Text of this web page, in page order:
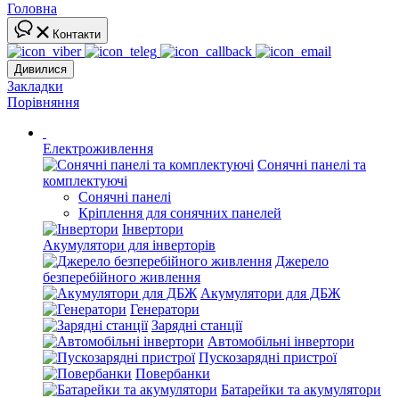
Головна
Контакти
Дивилися
Закладки
Порівняння
Електроживлення
Сонячні панелі та
комплектуючі
Сонячні панелі
Кріплення для сонячних панелей
Інвертори
Акумулятори для інверторів
Джерело
безперебійного живлення
Акумулятори для ДБЖ
Генератори
Зарядні станції
Автомобільні інвертори
Пускозарядні пристрої
Повербанки
Батарейки та акумулятори